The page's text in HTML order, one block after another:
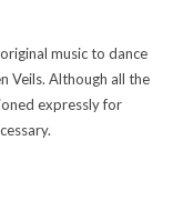
music to dance
Veils. Although all the
expressly for